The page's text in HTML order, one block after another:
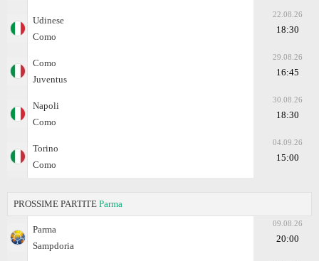
Udinese
Como
22.08.26
18:30
Como
Juventus
29.08.26
16:45
Napoli
Como
30.08.26
18:30
Torino
Como
04.09.26
15:00
PROSSIME PARTITE Parma
Parma
Sampdoria
09.08.26
20:00